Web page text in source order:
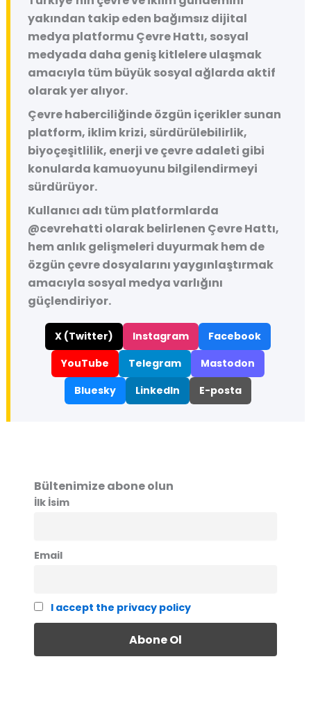
yakından takip eden bağımsız dijital
medya platformu Çevre Hattı, sosyal
medyada daha geniş kitlelere ulaşmak
amacıyla tüm büyük sosyal ağlarda aktif
olarak yer alıyor.
Çevre haberciliğinde özgün içerikler sunan
platform, iklim krizi, sürdürülebilirlik,
biyoçeşitlilik, enerji ve çevre adaleti gibi
konularda kamuoyunu bilgilendirmeyi
sürdürüyor.
Kullanıcı adı tüm platformlarda
@cevrehatti olarak belirlenen Çevre Hattı,
hem anlık gelişmeleri duyurmak hem de
özgün çevre dosyalarını yaygınlaştırmak
amacıyla sosyal medya varlığını
güçlendiriyor.
X (Twitter) Instagram
Facebook
YouTube
Telegram
Mastodon
Bluesky
LinkedIn E-posta
Bültenimize abone olun
İlk İsim
Email
I accept the privacy policy